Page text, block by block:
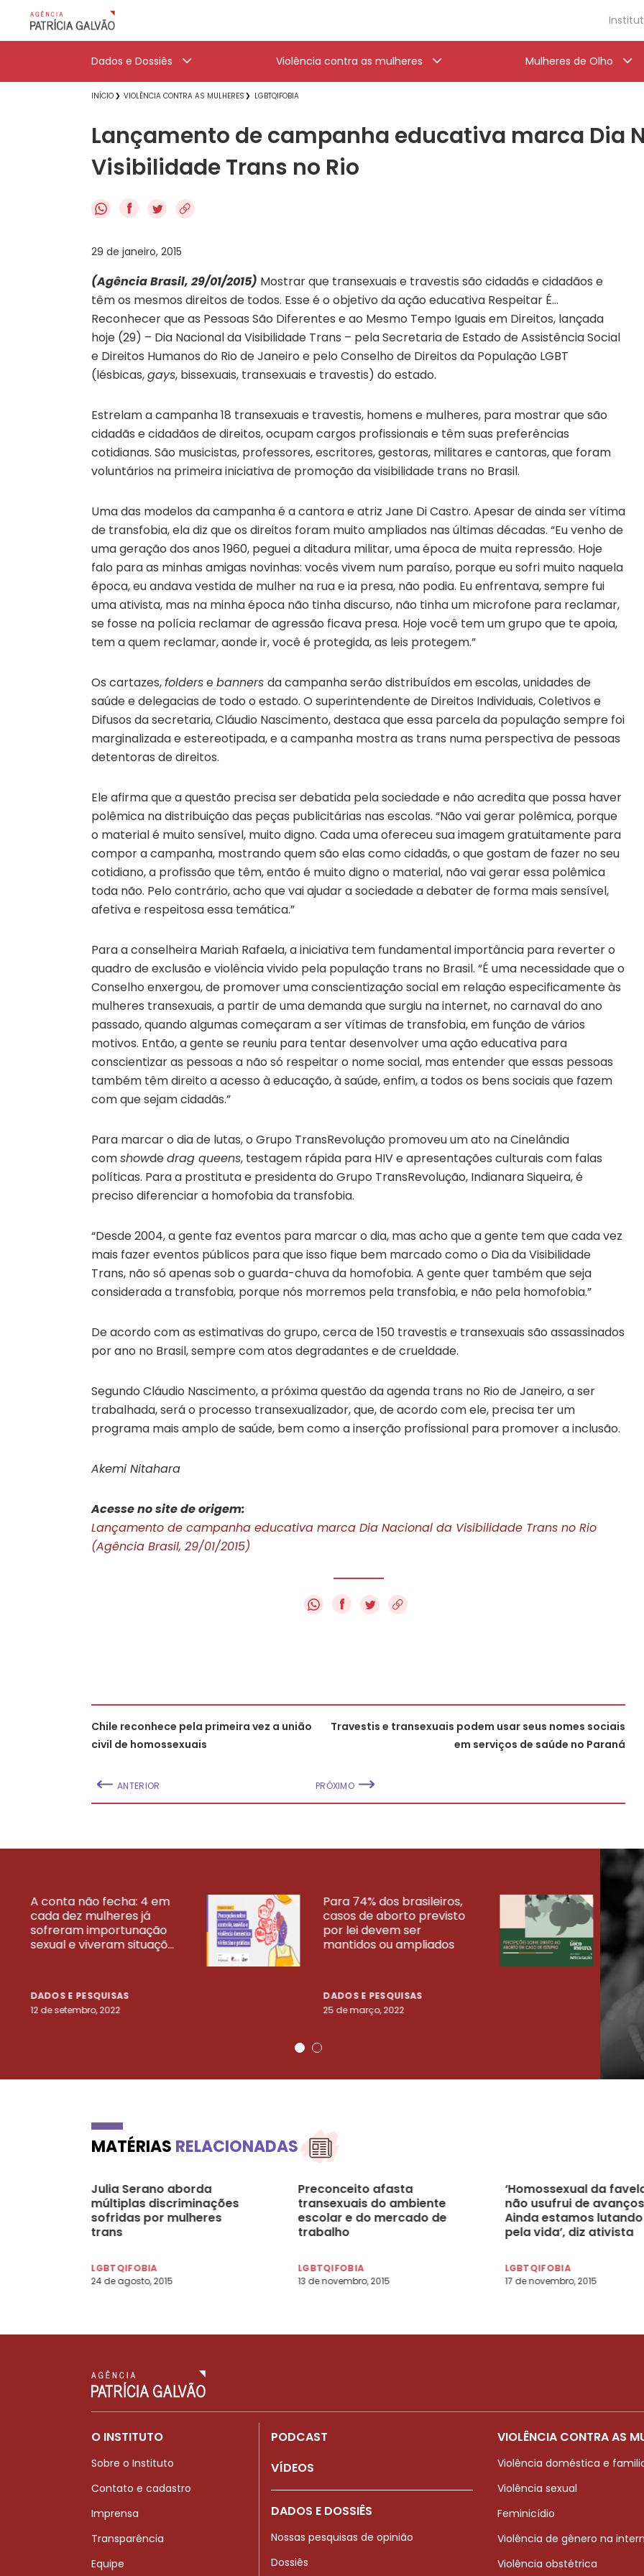
Dados e Dossiês Violência contra as mulheres Mulheres de Olho
INÍCIO VIOLÊNCIA CONTRA AS MULHERES LGBTQIFOBIA
Lançamento de campanha educativa marca Dia
Visibilidade Trans no Rio
f
29 de janeiro, 2015
(Agência Brasil, 29/01/2015) Mostrar que transexuais e travestis são cidadãs e cidadãos e
têm os mesmos direitos de todos. Esse é o objetivo da ação educativa Respeitar É…
Reconhecer que as Pessoas São Diferentes e ao Mesmo Tempo Iguais em Direitos, lançada
hoje (29) – Dia Nacional da Visibilidade Trans – pela Secretaria de Estado de Assistência Social
e Direitos Humanos do Rio de Janeiro e pelo Conselho de Direitos da População LGBT
(lésbicas,gays, bissexuais, transexuais e travestis) do estado.
Estrelam a campanha 18 transexuais e travestis, homens e mulheres, para mostrar que são
cidadãs e cidadãos de direitos, ocupam cargos profissionais e têm suas preferências
cotidianas. São musicistas, professores, escritores, gestoras, militares e cantoras, que foram
voluntários na primeira iniciativa de promoção da visibilidade trans no Brasil.
Uma das modelos da campanha é a cantora e atriz Jane Di Castro. Apesar de ainda ser vítima
de transfobia, ela diz que os direitos foram muito ampliados nas últimas décadas. “Eu venho de
uma geração dos anos 1960, peguei a ditadura militar, uma época de muita repressão. Hoje
falo para as minhas amigas novinhas: vocês vivem num paraíso, porque eu sofri muito naquela
época, eu andava vestida de mulher na rua e ia presa, não podia. Eu enfrentava, sempre fui
uma ativista, mas na minha época não tinha discurso, não tinha um microfone para reclamar,
se fosse na polícia reclamar de agressão ficava presa. Hoje você tem um grupo que te apoia,
tem a quem reclamar, aonde ir, você é protegida, as leis protegem.”
Os cartazes,foldersebanners da campanha serão distribuídos em escolas, unidades de
saúde e delegacias de todo o estado. O superintendente de Direitos Individuais, Coletivos e
Difusos da secretaria, Cláudio Nascimento, destaca que essa parcela da população sempre foi
marginalizada e estereotipada, e a campanha mostra as trans numa perspectiva de pessoas
detentoras de direitos.
Ele afirma que a questão precisa ser debatida pela sociedade e não acredita que possa haver
polêmica na distribuição das peças publicitárias nas escolas. “Não vai gerar polêmica, porque
o material é muito sensível, muito digno. Cada uma ofereceu sua imagem gratuitamente para
compor a campanha, mostrando quem são elas como cidadãs, o que gostam de fazer no seu
cotidiano, a profissão que têm, então é muito digno o material, não vai gerar essa polêmica
toda não. Pelo contrário, acho que vai ajudar a sociedade a debater de forma mais sensível,
afetiva e respeitosa essa temática.”
Para a conselheira Mariah Rafaela, a iniciativa tem fundamental importância para reverter o
quadro de exclusão e violência vivido pela população trans no Brasil. “É uma necessidade que o
Conselho enxergou, de promover uma conscientização social em relação especificamente às
mulheres transexuais, a partir de uma demanda que surgiu na internet, no carnaval do ano
passado, quando algumas começaram a ser vítimas de transfobia, em função de vários
motivos. Então, a gente se reuniu para tentar desenvolver uma ação educativa para
conscientizar as pessoas a não só respeitar o nome social, mas entender que essas pessoas
também têm direito a acesso à educação, à saúde, enfim, a todos os bens sociais que fazem
com que sejam cidadãs.”
Para marcar o dia de lutas, o Grupo TransRevolução promoveu um ato na Cinelândia
comshowdedrag queens, testagem rápida para HIV e apresentações culturais com falas
políticas. Para a prostituta e presidenta do Grupo TransRevolução, Indianara Siqueira, é
preciso diferenciar a homofobia da transfobia.
“Desde 2004, a gente faz eventos para marcar o dia, mas acho que a gente tem que cada vez
mais fazer eventos públicos para que isso fique bem marcado como o Dia da Visibilidade
Trans, não só apenas sob o guarda-chuva da homofobia. A gente quer também que seja
considerada a transfobia, porque nós morremos pela transfobia, e não pela homofobia.”
De acordo com as estimativas do grupo, cerca de 150 travestis e transexuais são assassinados
por ano no Brasil, sempre com atos degradantes e de crueldade.
Segundo Cláudio Nascimento, a próxima questão da agenda trans no Rio de Janeiro, a ser
trabalhada, será o processo transexualizador, que, de acordo com ele, precisa ter um
programa mais amplo de saúde, bem como a inserção profissional para promover a inclusão.
Akemi Nitahara
Acesse no site de origem:
Lançamento de campanha educativa marca Dia Nacional da Visibilidade Trans no Rio
(Agência Brasil, 29/01/2015)
f
Chile reconhece pela primeira vez a união
civil de homossexuais
ANTERIOR
Travestis e transexuais podem usar seus nomes sociais
em serviços de saúde no Paraná
PRÓXIMO
A conta não fecha: 4 em
cada dez mulheres já
sofreram importunação
sexual e viveram situaçõ...
DADOS E PESQUISAS
12 de setembro, 2022
Para 74% dos brasileiros,
casos de aborto previsto
por lei devem ser
mantidos ou ampliados
DADOS E PESQUISAS
25 de março, 2022
23
VEJA MAIS PESQUISAS
MATÉRIAS RELACIONADAS
Julia Serano aborda
múltiplas discriminações
sofridas por mulheres
trans
LGBTQIFOBIA
24 de agosto, 2015
Preconceito afasta
transexuais do ambiente
escolar e do mercado de
trabalho
LGBTQIFOBIA
13 de novembro, 2015
‘Homossexual da
não usufrui de
Ainda estamos lutando
pela vida’, diz ativista
LGBTQIFOBIA
17 de novembro, 2015
O INSTITUTO
Sobre o Instituto
Contato e cadastro
Imprensa
Transparência
Equipe
PODCAST
VÍDEOS
DADOS E DOSSIÊS
Nossas pesquisas de opinião
Dossiês
VIOLÊNCIA CONTRA AS
Violência doméstica e
Violência sexual
Feminicídio
Violência de gênero na
Violência obstétrica